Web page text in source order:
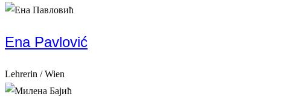
Ena Pavlović
Lehrerin / Wien